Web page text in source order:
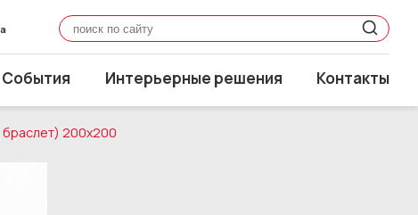
События Интерьерные решения Контакты
200x200